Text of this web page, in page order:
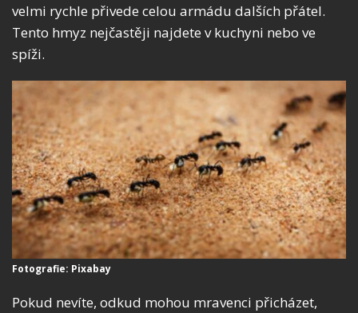
velmi rychle přivede celou armádu dalších přátel.
Tento hmyz nejčastěji najdete v kuchyni nebo ve
spíži.
Fotografie: Pixabay
Pokud nevíte, odkud mohou mravenci přicházet,